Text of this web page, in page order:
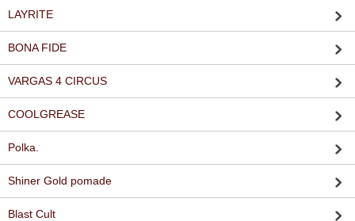
LAYRITE
BONA FIDE
VARGAS 4 CIRCUS
COOLGREASE
Polka.
Shiner Gold pomade
Blast Cult